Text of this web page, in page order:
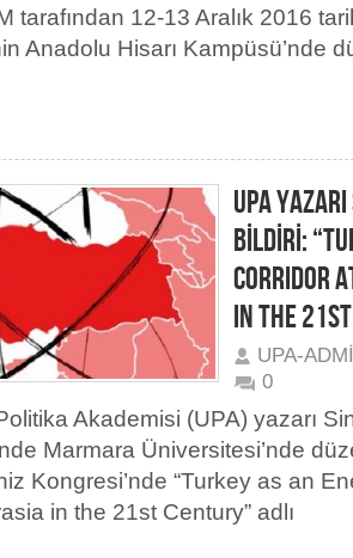
tarafından 12-13 Aralık 2016
Anadolu Hisarı Kampüsü’nde
UPA
BİLDİRİ:
CORRIDOR
IN THE
UPA-
0
Akademisi (UPA) yazarı
Marmara Üniversitesi’nde
Kongresi’nde “Turkey as an
in the 21st Century” adlı